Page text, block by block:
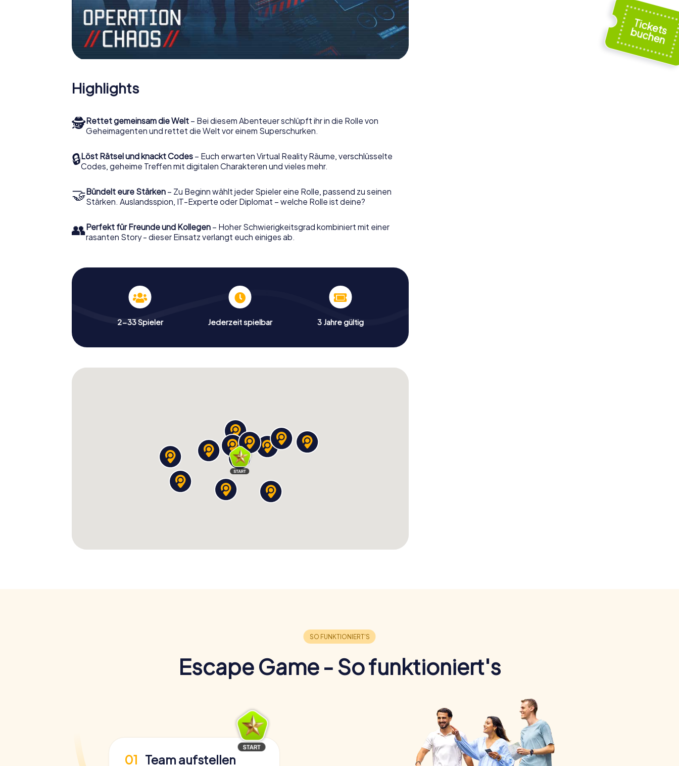
Highlights
🕵Rettet gemeinsam die Welt – Bei diesem Abenteuer schlüpft ihr in die Rolle von
Geheimagenten und rettet die Welt vor einem Superschurken.
🔒Löst Rätsel und knackt Codes – Euch erwarten Virtual Reality Räume, verschlüsselte
Codes, geheime Treffen mit digitalen Charakteren und vieles mehr.
🤝Bündelt eure Stärken – Zu Beginn wählt jeder Spieler eine Rolle, passend zu seinen
Stärken. Auslandsspion, IT-Experte oder Diplomat – welche Rolle ist deine?
👥Perfekt für Freunde und Kollegen – Hoher Schwierigkeitsgrad kombiniert mit einer
rasanten Story - dieser Einsatz verlangt euch einiges ab.
2-33 Spieler Jederzeit spielbar 3 Jahre gültig
Escape Game - So funktioniert's
01 Team aufstellen